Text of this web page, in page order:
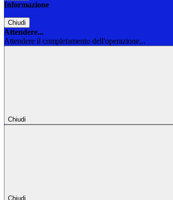
Informazione
Chiudi
Attendere...
Attendere il completamento dell'operazione...
Chiudi
Chiudi